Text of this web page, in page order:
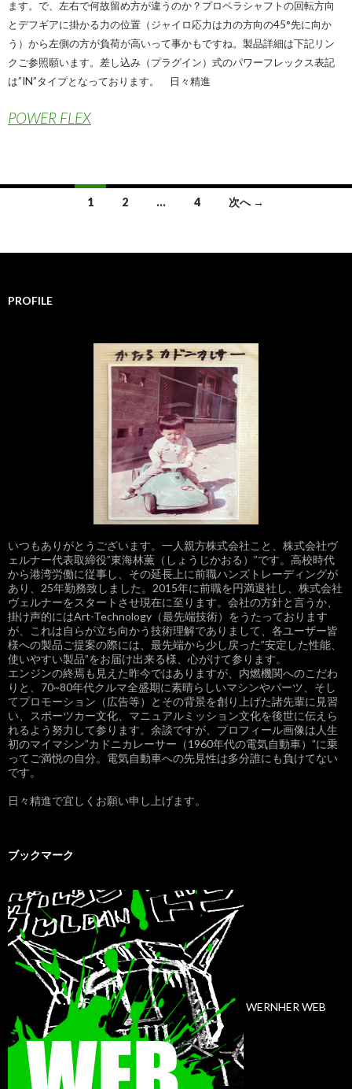
ます。で、左右で何故留め方が違うのか？プロペラシャフトの回転方向
とデフギアに掛かる力の位置（ジャイロ応力は力の方向の45°先に向か
う）から左側の方が負荷が高いって事かもですね。製品詳細は下記リン
クご参照願います。差し込み（プラグイン）式のパワーフレックス表記
は”IN”タイプとなっております。 日々精進
POWER FLEX
稿
ビ
1 2 … 4 次へ →
PROFILE
いつもありがとうございます。一人親方株式会社こと、株式会社ヴ
ェルナー代表取締役”東海林薫（しょうじかおる）”です。高校時代
から港湾労働に従事し、その延長上に前職ハンズトレーディングが
あり、25年勤務致しました。2015年に前職を円満退社し、株式会社
ヴェルナーをスタートさせ現在に至ります。会社の方針と言うか、
掛け声的にはArt-Technology（最先端技術）をうたっております
が、これは自らが立ち向かう技術理解でありまして、各ユーザー皆
様への製品ご提案の際には、最先端から少し戻った”安定した性能、
使いやすい製品”をお届け出来る様、心がけて参ります。
エンジンの終焉も見えた昨今ではありますが、内燃機関へのこだわ
りと、70~80年代クルマ全盛期に素晴らしいマシンやパーツ、そし
てプロモーション（広告等）とその背景を創り上げた諸先輩に見習
い、スポーツカー文化、マニュアルミッション文化を後世に伝えら
れるよう努力して参ります。余談ですが、プロフィール画像は人生
初のマイマシン”カドニカレーサー（1960年代の電気自動車）”に乗
ってご満悦の自分。電気自動車への先見性は多分誰にも負けてない
です。
日々精進で宜しくお願い申し上げます。
ブックマーク
WERNHER WEB